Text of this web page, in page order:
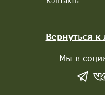
Вернуться к
Мы в